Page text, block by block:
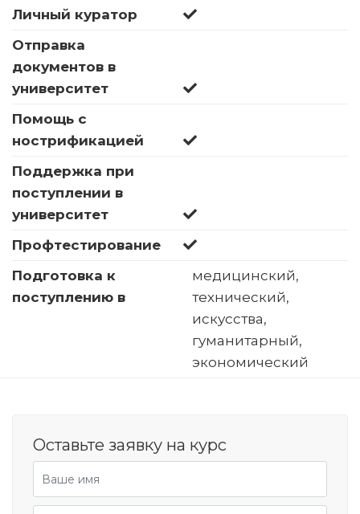
Личный куратор
Отправка
документов в
университет
Помощь с
нострификацией
Поддержка при
поступлении в
университет
Профтестирование
Подготовка к
поступлению в
медицинский,
технический,
искусства,
гуманитарный,
экономический
Оставьте заявку на курс